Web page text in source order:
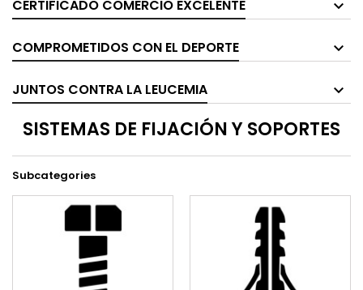
CERTIFICADO COMERCIO EXCELENTE
COMPROMETIDOS CON EL DEPORTE
JUNTOS CONTRA LA LEUCEMIA
SISTEMAS DE FIJACIÓN Y SOPORTES
Subcategories